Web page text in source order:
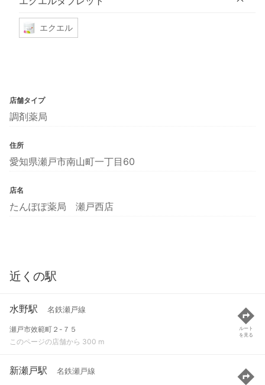
エクエル
店舗タイプ
調剤薬局
住所
愛知県瀬戸市南山町一丁目60
店名
たんぽぽ薬局 瀬戸西店
近くの駅
水野駅 名鉄瀬戸線
瀬戸市效範町２-７５
このページの店舗から 300 m
ルート
を見る
新瀬戸駅 名鉄瀬戸線